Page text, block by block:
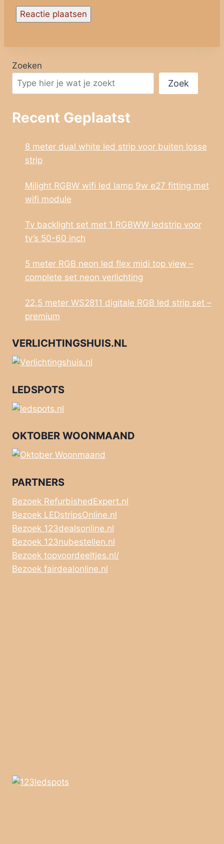
Zoeken
Zoek
Recent Geplaatst
8 meter dual white led strip voor buiten losse
strip
Milight RGBW wifi led lamp 9w e27 fitting met
wifi module
Tv backlight set met 1 RGBWW ledstrip voor
tv’s 50-60 inch
5 meter RGB neon led flex midi top view –
complete set neon verlichting
22,5 meter WS2811 digitale RGB led strip set –
premium
VERLICHTINGSHUIS.NL
LEDSPOTS
OKTOBER WOONMAAND
PARTNERS
Bezoek RefurbishedExpert.nl
Bezoek LEDstripsOnline.nl
Bezoek 123dealsonline.nl
Bezoek 123nubestellen.nl
Bezoek topvoordeeltjes.nl/
Bezoek fairdealonline.nl